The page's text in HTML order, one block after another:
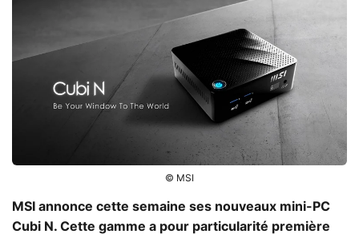
© MSI
MSI annonce cette semaine ses nouveaux mini-PC
Cubi N. Cette gamme a pour particularité première